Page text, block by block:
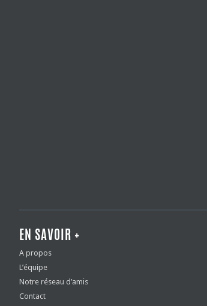
EN SAVOIR +
A propos
L’équipe
Notre réseau d’amis
Contact